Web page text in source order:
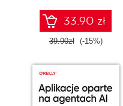
33.90 zł
39.90zł (-15%)